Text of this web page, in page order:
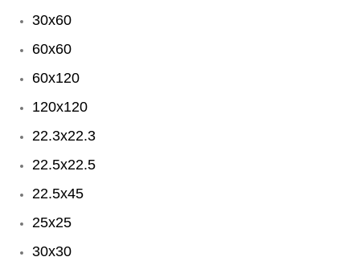
30x60
60x60
60x120
120x120
22.3x22.3
22.5x22.5
22.5x45
25x25
30x30